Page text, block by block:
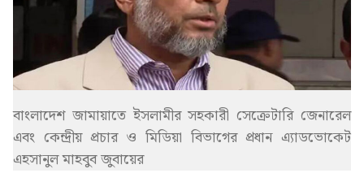
বাংলাদেশ জামায়াতে ইসলামীর সহকারী সেক্রেটারি জেনারেল
এবং কেন্দ্রীয় প্রচার ও মিডিয়া বিভাগের প্রধান এ্যাডভোকেট
এহসানুল মাহবুব জুবায়ের